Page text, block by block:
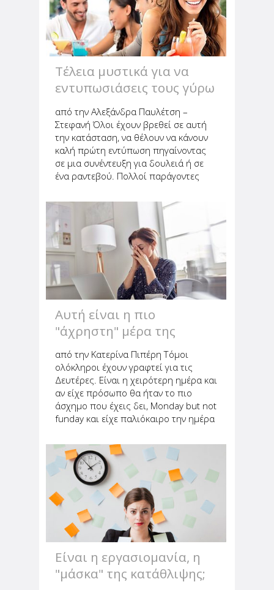
Τέλεια μυστικά για να
εντυπωσιάσεις τους γύρω
σου
από την Αλεξάνδρα Παυλέτση –
Στεφανή Όλοι έχουν βρεθεί σε αυτή
την κατάσταση, να θέλουν να κάνουν
καλή πρώτη εντύπωση πηγαίνοντας
σε μια συνέντευξη για δουλειά ή σε
ένα ραντεβού. Πολλοί παράγοντες
κατάσταση, όπως το αν είμαστε κάτω
από πίεση. Οι άνθρωποι μπορούν
να...
Αυτή είναι η πιο
"άχρηστη" μέρα της
εβδομάδας (και δεν θα
πιστεύεις ποια)
από την Κατερίνα Πιπέρη Τόμοι
ολόκληροι έχουν γραφτεί για τις
Δευτέρες. Είναι η χειρότερη ημέρα και
αν είχε πρόσωπο θα ήταν το πιο
άσχημο που έχεις δει, Monday but not
funday και είχε παλιόκαιρο την ημέρα
Άλλα τόσα έχουν ειπωθεί για το
Σάββατο και την Κυριακή...
Είναι η εργασιομανία, η
"μάσκα" της κατάθλιψης;